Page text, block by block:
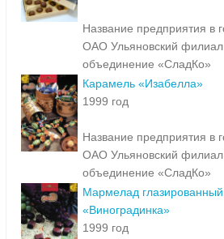
Название предприятия в
ОАО Ульяновский
объединение «СладКо»
Карамель «Изабелла»
1999 год
Название предприятия в
ОАО Ульяновский
объединение «СладКо»
Мармелад
«Виноградинка»
1999 год